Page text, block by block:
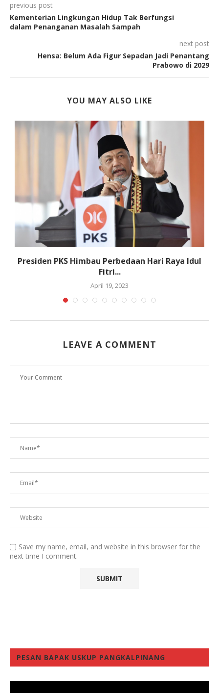
previous post
Kementerian Lingkungan Hidup Tak Berfungsi
dalam Penanganan Masalah Sampah
next post
Hensa: Belum Ada Figur Sepadan Jadi Penantang
Prabowo di 2029
YOU MAY ALSO LIKE
Presiden PKS Himbau Perbedaan Hari Raya Idul
Fitri...
April 19, 2023
LEAVE A COMMENT
Save my name, email, and website in this browser for the
next time I comment.
PESAN BAPAK USKUP PANGKALPINANG